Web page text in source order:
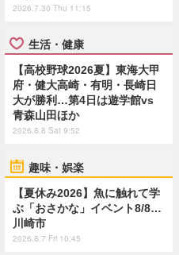
2026.7.30 Thu 11:15
生活・健康
【高校野球2026夏】東海大甲
府・健大高崎・有明・長崎日
大が勝利…第4日は遊学館vs
青森山田ほか
2026.8.8 Sat 9:52
趣味・娯楽
【夏休み2026】魚に触れて学
ぶ「おさかな」イベント8/8…
川崎市
2026.8.7 Fri 10:45